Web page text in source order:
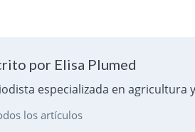
por Elisa Plumed
especializada en agricultura
los artículos